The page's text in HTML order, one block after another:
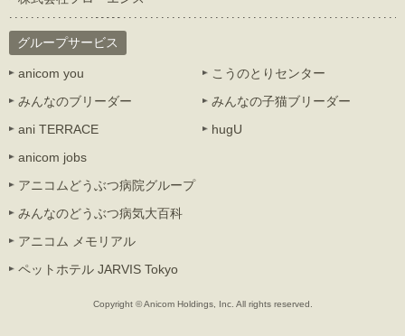
グループサービス
anicom you
こうのとりセンター
みんなのブリーダー
みんなの子猫ブリーダー
ani TERRACE
hugU
anicom jobs
アニコムどうぶつ病院グループ
みんなのどうぶつ病気大百科
アニコム メモリアル
ペットホテル JARVIS Tokyo
Copyright © Anicom Holdings, Inc. All rights reserved.